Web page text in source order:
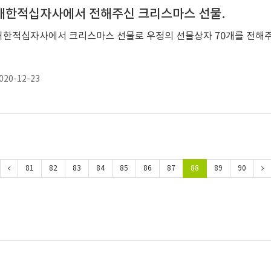
한적십자사에서 전해주신 크리스마스 선물.
한적십자사에서 크리스마스 선물로 우정의 선물상자 70개를 전해
12-23
81 82 83 84 85 86 87 88 89 90